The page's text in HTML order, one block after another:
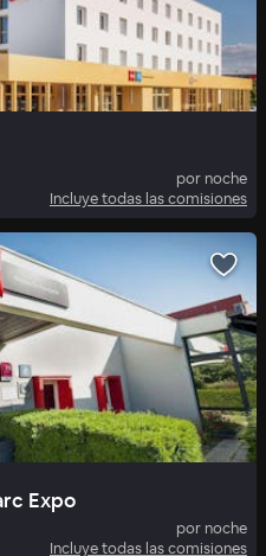
por noche
Incluye todas las comisiones
Expo
por noche
Incluye todas las comisiones